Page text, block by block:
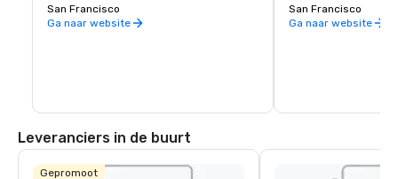
verzamelen zich rond een grote centrale
„" lagune "”, ooit het overdekte zwembad
San Francisco
Ga naar website
op maat gemaakte
voor jou.
San Francisco
Ga naar website
Leveranciers in de buurt
Gepromoot